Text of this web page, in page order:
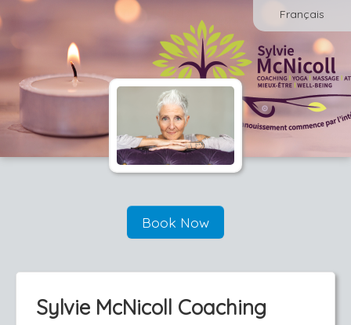
Français
Book Now
Sylvie McNicoll Coaching